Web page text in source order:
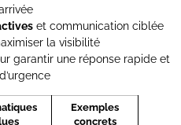
et communication ciblée
la visibilité
garantir une réponse rapide et
Exemples
concrets